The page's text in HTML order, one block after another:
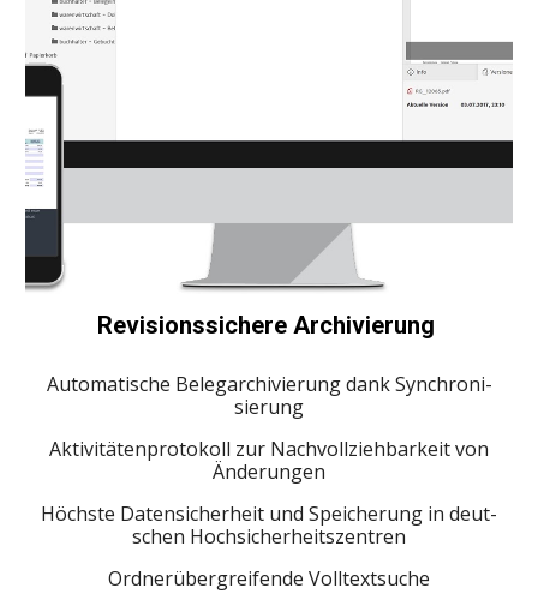
Revi­si­ons­si­chere Archi­vie­rung
Auto­ma­ti­sche Beleg­ar­chi­vie­rung dank Synchro­ni­
sie­rung
Akti­vi­tä­ten­pro­to­koll zur Nach­voll­zieh­bar­keit von
Änderungen
Höchste Daten­si­cher­heit und Spei­che­rung in deut­
schen Hoch­si­cher­heits­zen­tren
Ordner­über­grei­fende Voll­text­suche